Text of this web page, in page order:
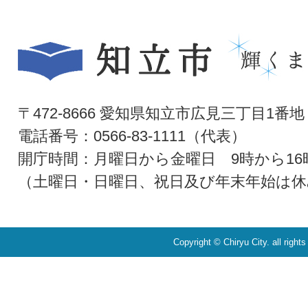
〒472-8666 愛知県知立市広見三丁目1番地
電話番号：0566-83-1111（代表）
開庁時間：月曜日から金曜日 9時から16
（土曜日・日曜日、祝日及び年末年始は
Copyright © Chiryu City. all rights